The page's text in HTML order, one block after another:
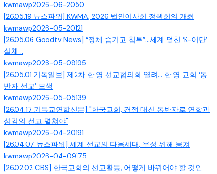
kwmawp2026-06-2050
[26.05.19 뉴스파워] KWMA, 2026 법인이사회 정책회의 개최
kwmawp2026-05-20121
[26.05.06 Goodtv News] “정체 숨기고 침투”…세계 덮친 ‘K-이단’
실체 ..
kwmawp2026-05-08195
[26.05.01 기독일보] 제2차 한·영 선교협의회 열려… 한·영 교회 ‘동
반자 선교’ 모색
kwmawp2026-05-05139
[26.04.17 기독교연합신문] "한국교회, 경쟁 대신 동반자로 연합과
섬김의 선교 펼쳐야"
kwmawp2026-04-20191
[26.04.07 뉴스파워] 세계 선교의 다음세대, 우정 위해 뭉쳐
kwmawp2026-04-09175
[26.02.02 CBS] 한국교회의 선교활동, 어떻게 바뀌어야 할 것인